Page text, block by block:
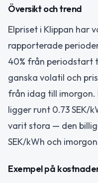
Översikt och trend
Elpriset i Klippan har
rapporterade
40% från periodstart
ganska volatil och
från idag till imorgon.
ligger runt 0.73 SEK/
varit stora — den
SEK/kWh och
Exempel på